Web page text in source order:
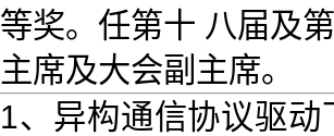
等奖。任第十 八届及
主席及大会副主席。
1、异构通信协议驱